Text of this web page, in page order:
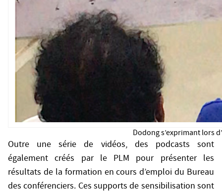
Dodong s’exprimant lors
Outre une série de vidéos, des podcasts sont
également créés par le PLM pour présenter les
résultats de la formation en cours d’emploi du Bureau
des conférenciers. Ces supports de sensibilisation sont